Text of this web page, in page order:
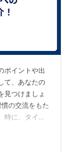
ポイントや出
て、あなたの
見つけましょ
の交流をもた
特に、タイ女
結婚におけ